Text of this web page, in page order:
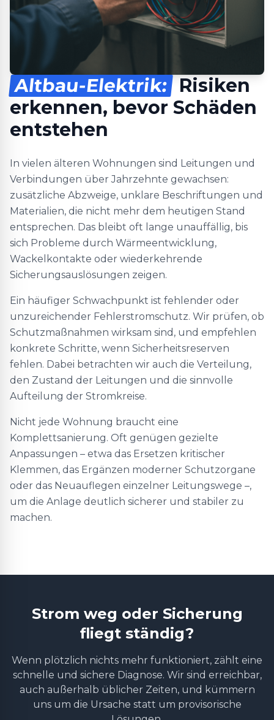
Altbau-Elektrik: Risiken
erkennen, bevor Schäden
entstehen
In vielen älteren Wohnungen sind Leitungen und
Verbindungen über Jahrzehnte gewachsen:
zusätzliche Abzweige, unklare Beschriftungen und
Materialien, die nicht mehr dem heutigen Stand
entsprechen. Das bleibt oft lange unauffällig, bis
sich Probleme durch Wärmeentwicklung,
Wackelkontakte oder wiederkehrende
Sicherungsauslösungen zeigen.
Ein häufiger Schwachpunkt ist fehlender oder
unzureichender Fehlerstromschutz. Wir prüfen, ob
Schutzmaßnahmen wirksam sind, und empfehlen
konkrete Schritte, wenn Sicherheitsreserven
fehlen. Dabei betrachten wir auch die Verteilung,
den Zustand der Leitungen und die sinnvolle
Aufteilung der Stromkreise.
Nicht jede Wohnung braucht eine
Komplettsanierung. Oft genügen gezielte
Anpassungen – etwa das Ersetzen kritischer
Klemmen, das Ergänzen moderner Schutzorgane
oder das Neuauflegen einzelner Leitungswege –,
um die Anlage deutlich sicherer und stabiler zu
machen.
Strom weg oder Sicherung
fliegt ständig?
Wenn plötzlich nichts mehr funktioniert, zählt eine
schnelle und sichere Diagnose. Wir sind erreichbar,
auch außerhalb üblicher Zeiten, und kümmern
uns um die Ursache statt um provisorische